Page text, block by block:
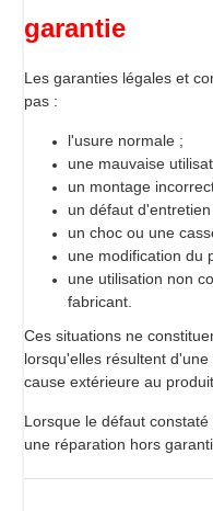
garantie
Les garanties légales et
pas :
l'usure normale ;
une mauvaise
un montage
un défaut d'entretien
un choc ou une
une modification du
une utilisation non
fabricant.
Ces situations ne
lorsqu'elles résultent
cause extérieure au produit.
Lorsque le défaut
une réparation hors